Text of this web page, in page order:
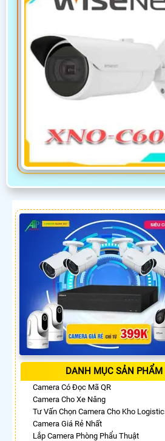
DANH MỤC SẢN PHẨM
Camera Có Đọc Mã QR
Camera Cho Xe Nâng
Tư Vấn Chọn Camera Cho Kho
Camera Giá Rẻ Nhất
Lắp Camera Phòng Phẩu Thuật